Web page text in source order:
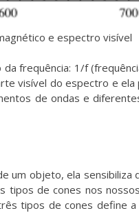
e espectro visível
frequência: 1/f
visível do espectro e
de ondas e
objeto, ela sensibiliza
de cones nos
tipos de cones define a